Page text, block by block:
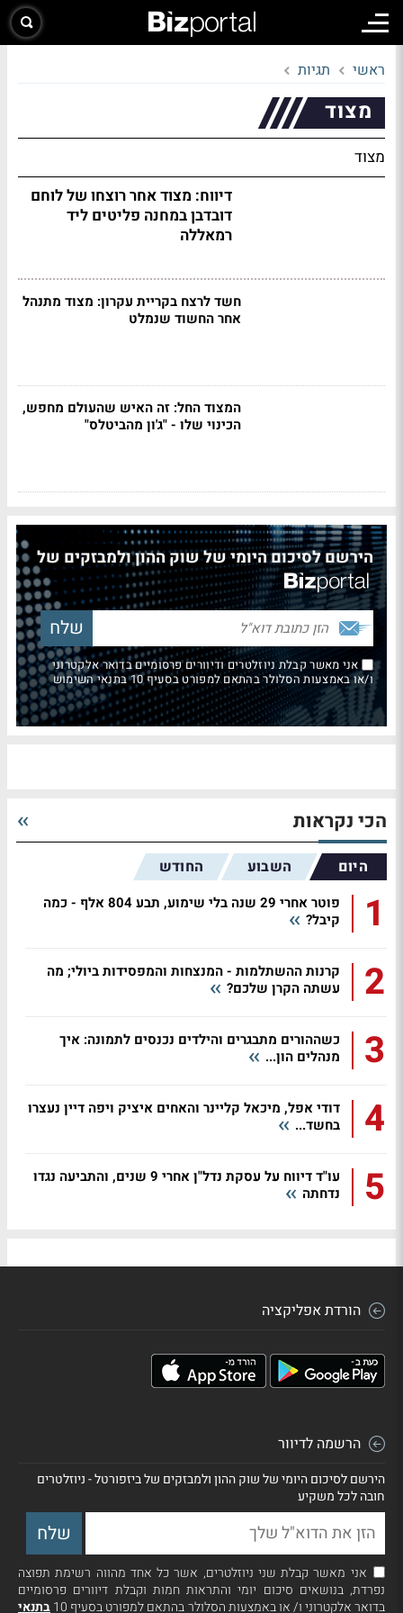
ראשי תגיות
מצוד
מצוד
דיווח: מצוד אחר רוצחו של לוחם
דובדבן במחנה פליטים ליד
רמאללה
חשד לרצח בקריית עקרון: מצוד מתנהל
אחר החשוד שנמלט
המצוד החל: זה האיש שהעולם מחפש,
הכינוי שלו - "ג'ון מהביטלס"
הירשם לסיכום היומי של שוק ההון ולמבזקים של
אני מאשר קבלת ניוזלטרים ודיוורים פרסומיים בדואר אלקטרוני
ו/או באמצעות הסלולר בהתאם למפורט בסעיף 10 בתנאי השימוש
הכי נקראות
היום השבוע החודש
1
פוטר אחרי 29 שנה בלי שימוע, תבע 804 אלף - כמה
קיבל?
2
קרנות ההשתלמות - המנצחות והמפסידות ביולי; מה
עשתה הקרן שלכם?
3
כשההורים מתבגרים והילדים נכנסים לתמונה: איך
מנהלים הון...
4
דודי אפל, מיכאל קליינר והאחים איציק ויפה דיין נעצרו
בחשד...
5
עו"ד דיווח על עסקת נדל"ן אחרי 9 שנים, והתביעה נגדו
נדחתה
הורדת אפליקציה
הרשמה לדיוור
הירשם לסיכום היומי של שוק ההון ולמבזקים של ביזפורטל - ניוזלטרים
חובה לכל משקיע
אני מאשר קבלת שני ניוזלטרים, אשר כל אחד מהווה רשימת תפוצה
נפרדת, בנושאים סיכום יומי והתראות חמות וקבלת דיוורים פרסומיים
בדואר אלקטרוני ו/ או באמצעות הסלולר בהתאם למפורט בסעיף 10
בתנאי